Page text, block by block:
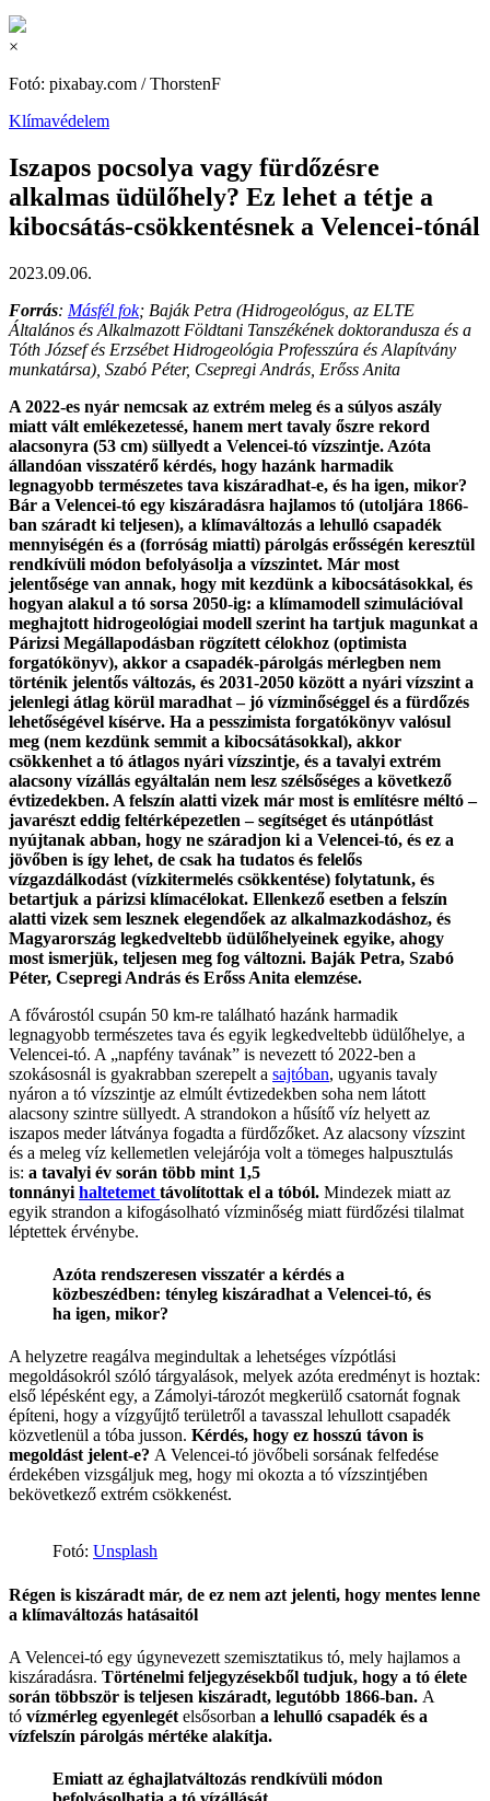
×
Fotó: pixabay.com / ThorstenF
Klímavédelem
Iszapos pocsolya vagy fürdőzésre
alkalmas üdülőhely? Ez lehet a tétje a
kibocsátás-csökkentésnek a Velencei-tónál
2023.09.06.
Forrás: Másfél fok; Baják Petra (Hidrogeológus, az ELTE
Általános és Alkalmazott Földtani Tanszékének doktorandusza és a
Tóth József és Erzsébet Hidrogeológia Professzúra és Alapítvány
munkatársa), Szabó Péter, Csepregi András, Erőss Anita
A 2022-es nyár nemcsak az extrém meleg és a súlyos aszály
miatt vált emlékezetessé, hanem mert tavaly őszre rekord
alacsonyra (53 cm) süllyedt a Velencei-tó vízszintje. Azóta
állandóan visszatérő kérdés, hogy hazánk harmadik
legnagyobb természetes tava kiszáradhat-e, és ha igen, mikor?
Bár a Velencei-tó egy kiszáradásra hajlamos tó (utoljára 1866-
ban száradt ki teljesen), a klímaváltozás a lehulló csapadék
mennyiségén és a (forróság miatti) párolgás erősségén keresztül
rendkívüli módon befolyásolja a vízszintet. Már most
jelentősége van annak, hogy mit kezdünk a kibocsátásokkal, és
hogyan alakul a tó sorsa 2050-ig: a klímamodell szimulációval
meghajtott hidrogeológiai modell szerint ha tartjuk magunkat a
Párizsi Megállapodásban rögzített célokhoz (optimista
forgatókönyv), akkor a csapadék-párolgás mérlegben nem
történik jelentős változás, és 2031-2050 között a nyári vízszint a
jelenlegi átlag körül maradhat – jó vízminőséggel és a fürdőzés
lehetőségével kísérve. Ha a pesszimista forgatókönyv valósul
meg (nem kezdünk semmit a kibocsátásokkal), akkor
csökkenhet a tó átlagos nyári vízszintje, és a tavalyi extrém
alacsony vízállás egyáltalán nem lesz szélsőséges a következő
évtizedekben. A felszín alatti vizek már most is említésre méltó –
javarészt eddig feltérképezetlen – segítséget és utánpótlást
nyújtanak abban, hogy ne száradjon ki a Velencei-tó, és ez a
jövőben is így lehet, de csak ha tudatos és felelős
vízgazdálkodást (vízkitermelés csökkentése) folytatunk, és
betartjuk a párizsi klímacélokat. Ellenkező esetben a felszín
alatti vizek sem lesznek elegendőek az alkalmazkodáshoz, és
Magyarország legkedveltebb üdülőhelyeinek egyike, ahogy
most ismerjük, teljesen meg fog változni. Baják Petra, Szabó
Péter, Csepregi András és Erőss Anita elemzése.
A fővárostól csupán 50 km-re található hazánk harmadik
legnagyobb természetes tava és egyik legkedveltebb üdülőhelye, a
Velencei-tó. A „napfény tavának” is nevezett tó 2022-ben a
szokásosnál is gyakrabban szerepelt a sajtóban, ugyanis tavaly
nyáron a tó vízszintje az elmúlt évtizedekben soha nem látott
alacsony szintre süllyedt. A strandokon a hűsítő víz helyett az
iszapos meder látványa fogadta a fürdőzőket. Az alacsony vízszint
és a meleg víz kellemetlen velejárója volt a tömeges halpusztulás
is: a tavalyi év során több mint 1,5
tonnányi haltetemet távolítottak el a tóból. Mindezek miatt az
egyik strandon a kifogásolható vízminőség miatt fürdőzési tilalmat
léptettek érvénybe.
Azóta rendszeresen visszatér a kérdés a
közbeszédben: tényleg kiszáradhat a Velencei-tó, és
ha igen, mikor?
A helyzetre reagálva megindultak a lehetséges vízpótlási
megoldásokról szóló tárgyalások, melyek azóta eredményt is hoztak:
első lépésként egy, a Zámolyi-tározót megkerülő csatornát fognak
építeni, hogy a vízgyűjtő területről a tavasszal lehullott csapadék
közvetlenül a tóba jusson. Kérdés, hogy ez hosszú távon is
megoldást jelent-e? A Velencei-tó jövőbeli sorsának felfedése
érdekében vizsgáljuk meg, hogy mi okozta a tó vízszintjében
bekövetkező extrém csökkenést.
Fotó: Unsplash
Régen is kiszáradt már, de ez nem azt jelenti, hogy mentes lenne
a klímaváltozás hatásaitól
A Velencei-tó egy úgynevezett szemisztatikus tó, mely hajlamos a
kiszáradásra. Történelmi feljegyzésekből tudjuk, hogy a tó élete
során többször is teljesen kiszáradt, legutóbb 1866-ban. A
tó vízmérleg egyenlegét elsősorban a lehulló csapadék és a
vízfelszín párolgás mértéke alakítja.
Emiatt az éghajlatváltozás rendkívüli módon